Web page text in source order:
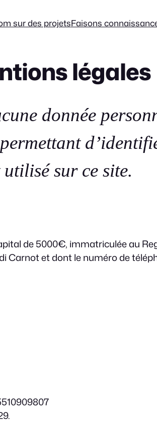
sur des projetsFaisons
légales
donnée
sur ce site.
de 5000€, immatriculée au
Carnot et dont le numéro de